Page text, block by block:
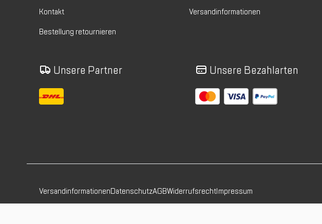
Kontakt
Versandinformationen
Bestellung retournieren
Unsere Partner Unsere Bezahlarten
VersandinformationenDatenschutzAGBWiderrufsrechtImpressum